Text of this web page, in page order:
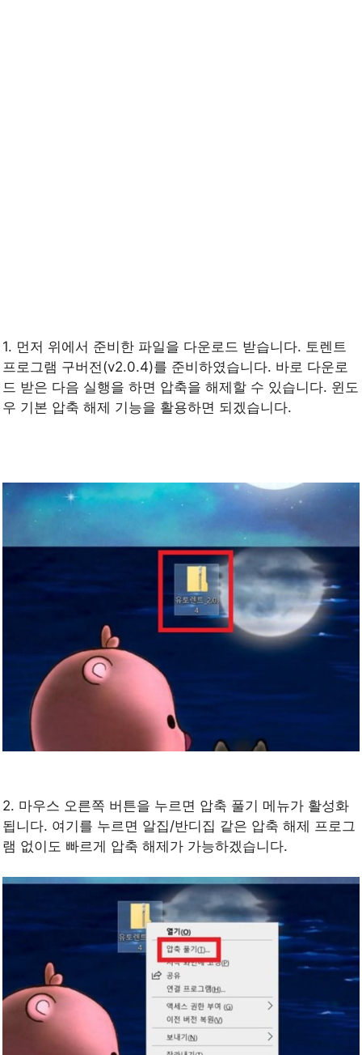
1. 먼저 위에서 준비한 파일을 다운로드 받습니다. 토렌트
프로그램 구버전(v2.0.4)를 준비하였습니다. 바로 다운로
드 받은 다음 실행을 하면 압축을 해제할 수 있습니다. 윈도
우 기본 압축 해제 기능을 활용하면 되겠습니다.
2. 마우스 오른쪽 버튼을 누르면 압축 풀기 메뉴가 활성화
됩니다. 여기를 누르면 알집/반디집 같은 압축 해제 프로그
램 없이도 빠르게 압축 해제가 가능하겠습니다.